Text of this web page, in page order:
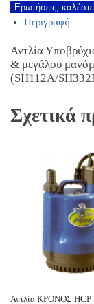
Ερωτήσεις;
Περιγραφή
Αντλία
& μεγάλου
(SH112A/
Σχετικά
Αντλία ΚΡΟΝΟΣ HCP